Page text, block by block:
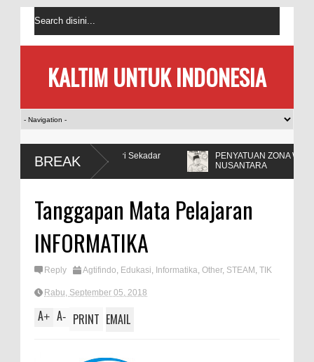
KALTIM UNTUK INDONESIA
BREAK
dari Sekadar
PENYATUAN ZONA WAKTU DI
NUSANTARA
Tanggapan Mata Pelajaran
INFORMATIKA
Reply Agtifindo, Edukasi, Informatika, Other, STEAM , TIK
Rabu, September 05, 2018
A+ A- PRINT EMAIL